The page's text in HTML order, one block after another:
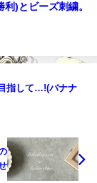
)とビーズ刺繍。
指して…!(バナナ